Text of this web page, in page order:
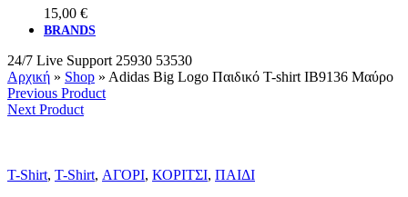
15,00 €
BRANDS
24/7 Live Support 25930 53530
Αρχική » Shop » Adidas Big Logo Παιδικό T-shirt IB9136 Μαύρο
Previous Product
Next Product
T-Shirt, T-Shirt, ΑΓΟΡΙ, ΚΟΡΙΤΣΙ, ΠΑΙΔΙ